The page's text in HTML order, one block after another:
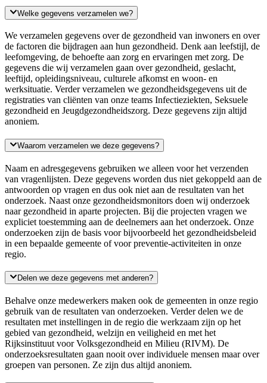
Welke gegevens verzamelen we?
We verzamelen gegevens over de gezondheid van inwoners en over
de factoren die bijdragen aan hun gezondheid. Denk aan leefstijl, de
leefomgeving, de behoefte aan zorg en ervaringen met zorg. De
gegevens die wij verzamelen gaan over gezondheid, geslacht,
leeftijd, opleidingsniveau, culturele afkomst en woon- en
werksituatie. Verder verzamelen we gezondheidsgegevens uit de
registraties van cliënten van onze teams Infectieziekten, Seksuele
gezondheid en Jeugdgezondheidszorg. Deze gegevens zijn altijd
anoniem.
Waarom verzamelen we deze gegevens?
Naam en adresgegevens gebruiken we alleen voor het verzenden
van vragenlijsten. Deze gegevens worden dus niet gekoppeld aan de
antwoorden op vragen en dus ook niet aan de resultaten van het
onderzoek. Naast onze gezondheidsmonitors doen wij onderzoek
naar gezondheid in aparte projecten. Bij die projecten vragen we
expliciet toestemming aan de deelnemers aan het onderzoek. Onze
onderzoeken zijn de basis voor bijvoorbeeld het gezondheidsbeleid
in een bepaalde gemeente of voor preventie-activiteiten in onze
regio.
Delen we deze gegevens met anderen?
Behalve onze medewerkers maken ook de gemeenten in onze regio
gebruik van de resultaten van onderzoeken. Verder delen we de
resultaten met instellingen in de regio die werkzaam zijn op het
gebied van gezondheid, welzijn en veiligheid en met het
Rijksinstituut voor Volksgezondheid en Milieu (RIVM). De
onderzoeksresultaten gaan nooit over individuele mensen maar over
groepen van personen. Ze zijn dus altijd anoniem.